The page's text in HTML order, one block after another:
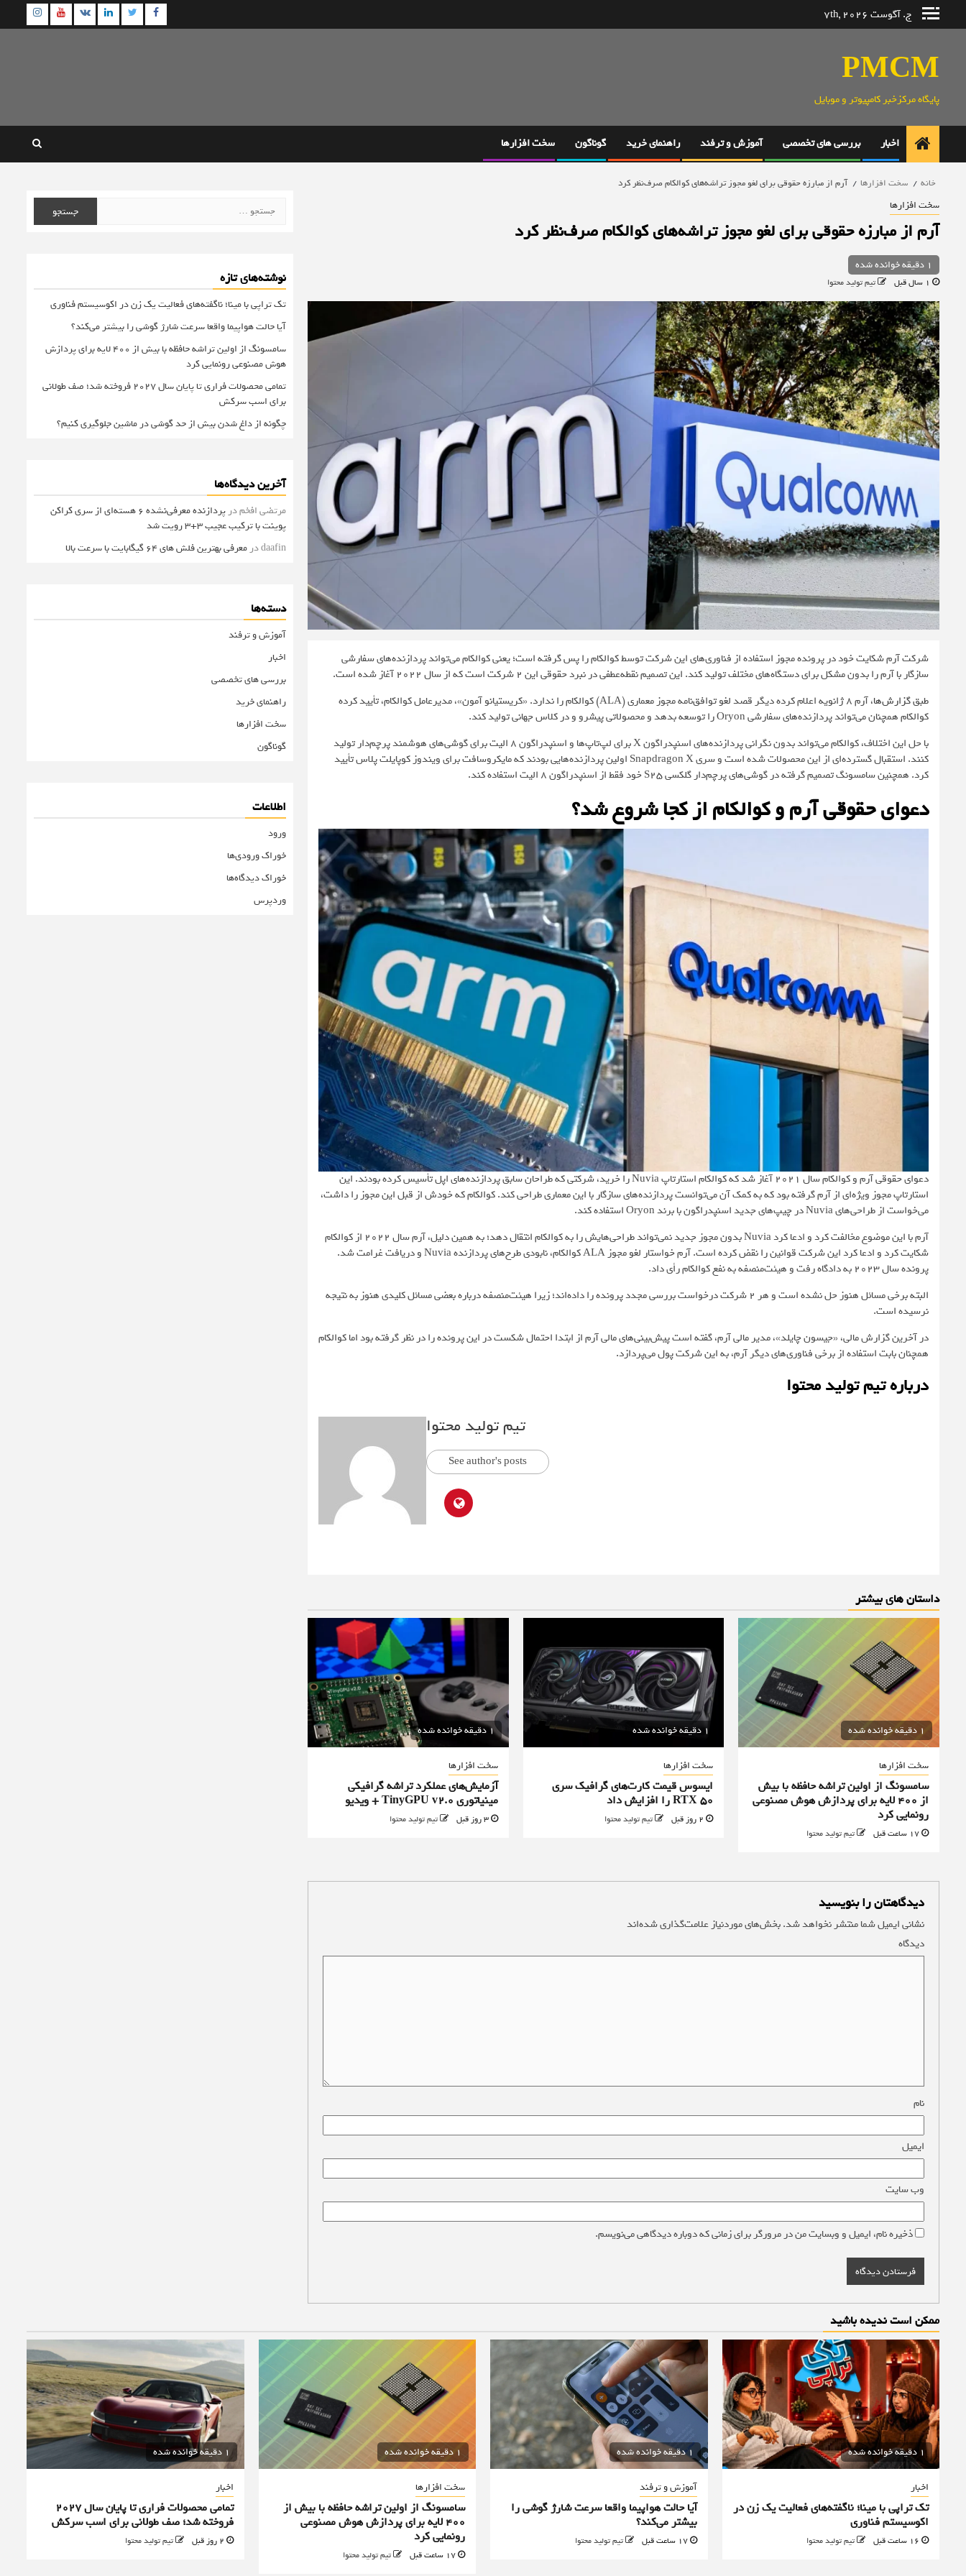
ج. آگوست 7th, 2026 Facebook
Twitter
Linkedin
VK
PMCM
پایگاه مرکزخبر کامپیوتر و موبایل
اخبار بررسی های تخصصی آموزش و ترفند راهنمای خرید گوناگون سخت افزارها
خانه سخت افزارها آرم از مبارزه حقوقی برای لغو مجوز تراشه‌های کوالکام صرف‌نظر کرد
سخت افزارها
آرم از مبارزه حقوقی برای لغو مجوز تراشه‌های کوالکام صرف‌نظر کرد
1 دقیقه خوانده شده
تیم تولید محتوا
شرکت آرم شکایت خود در پرونده مجوز استفاده از فناوری‌های این شرکت توسط کوالکام را پس گرفته است؛ یعنی کوالکام می‌تواند پردازنده‌های سفارشی
سازگار با آرم را بدون مشکل برای دستگاه‌های مختلف تولید کند. این تصمیم نقطه‌عطفی در نبرد حقوقی این 2 شرکت است که از سال 2022 آغاز شده است.
طبقگزارش‌ها
، آرم 8 ژانویه اعلام کرده دیگر قصد لغو توافق‌نامه مجوز معماری (ALA) کوالکام را ندارد. «کریستیانو آمون»، مدیرعامل کوالکام، تأیید کرده
کوالکام همچنان می‌تواند پردازنده‌های سفارشی Oryon را توسعه بدهد و محصولاتی پیشرو و در کلاس جهانی تولید کند.
با حل این اختلاف، کوالکام می‌تواند بدون نگرانی پردازنده‌های اسنپدراگون X برای لپ‌تاپ‌ها و اسنپدراگون 8 الیت برای گوشی‌های هوشمند پرچم‌دار تولید
کنند. استقبال گسترده‌ای از این محصولات شده است و سری Snapdragon X اولین پردازنده‌هایی بودند که مایکروسافت برای ویندوز کوپایلت پلاس تأیید
کرد. همچنین سامسونگ تصمیم گرفته در گوشی‌های پرچم‌دار گلکسی S25 خود فقط از اسنپدراگون 8 الیت استفاده کند.
دعوای حقوقی آرم و کوالکام از کجا شروع شد؟
دعوای حقوقی آرم و کوالکام سال 2021 آغاز شد که کوالکام استارتاپ Nuvia را خرید، شرکتی که طراحان سابق پردازنده‌های اپل تأسیس کرده بودند. این
استارتاپ مجوز ویژه‌ای از آرم گرفته بود که به کمک آن می‌توانست پردازنده‌های سازگار با این معماری طراحی کند. کوالکام که خودش از قبل این مجوز را داشت،
می‌خواست از طراحی‌های Nuvia در چیپ‌های جدید اسنپدراگون با برند Oryon استفاده کند.
آرم با این موضوع مخالفت کرد و ادعا کرد Nuvia بدون مجوز جدید نمی‌تواند طراحی‌هایش را به کوالکام انتقال دهد؛ به همین دلیل، آرم سال 2022 از کوالکام
شکایت کرد و ادعا کرد این شرکت قوانین را نقض کرده است. آرم خواستار لغو مجوز ALA کوالکام، نابودی طرح‌های پردازنده Nuvia و دریافت غرامت شد.
پرونده سال 2023 به دادگاه رفت و هیئت‌منصفه به نفع کوالکام رأی داد.
البته برخی مسائل هنوز حل نشده‌ است و هر 2 شرکت درخواست‌ بررسی مجدد پرونده را داده‌اند؛ زیرا هیئت‌منصفه درباره بعضی مسائل کلیدی هنوز به نتیجه
نرسیده است.
در آخرین گزارش مالی، «جیسون چایلد»، مدیر مالی آرم، گفته است پیش‌بینی‌های مالی آرم از ابتدا احتمال شکست در این پرونده را در نظر گرفته بود اما کوالکام
همچنان بابت استفاده از برخی فناوری‌های دیگر آرم، به این شرکت پول می‌پردازد.
درباره تیم تولید محتوا
تیم تولید محتوا
See author's posts
داستان های بیشتر
1 دقیقه خوانده شده
سخت افزارها
سامسونگ از اولین تراشه حافظه با بیش
از ۴۰۰ لایه برای پردازش هوش مصنوعی
رونمایی کرد
تیم تولید محتوا
1 دقیقه خوانده شده
سخت افزارها
ایسوس قیمت کارت‌های گرافیک سری
RTX 50 را افزایش داد
2 روز قبل تیم تولید محتوا
1 دقیقه خوانده شده
سخت افزارها
آزمایش‌های عملکرد تراشه گرافیکی
مینیاتوری TinyGPU v2.0 + ویدیو
3 روز قبل تیم تولید محتوا
دیدگاهتان را بنویسید
نشانی ایمیل شما منتشر نخواهد شد.بخش‌های موردنیاز علامت‌گذاری شده‌اند
دیدگاه
نام
ایمیل
وب‌ سایت
ذخیره نام، ایمیل و وبسایت من در مرورگر برای زمانی که دوباره دیدگاهی می‌نویسم.
برای:
نوشته‌های تازه
تک تراپی با مینا؛ ناگفته‌های فعالیت یک زن در اکوسیستم فناوری
آیا حالت هواپیما واقعا سرعت شارژ گوشی را بیشتر می‌کند؟
سامسونگ از اولین تراشه حافظه با بیش از ۴۰۰ لایه برای پردازش
هوش مصنوعی رونمایی کرد
تمامی محصولات فراری تا پایان سال ۲۰۲۷ فروخته شد؛ صف طولانی
برای اسب سرکش
چگونه از داغ شدن بیش از حد گوشی در ماشین جلوگیری کنیم؟
آخرین دیدگاه‌ها
مرتضی افخمدر
پردازنده معرفی‌نشده 6 هسته‌ای از سری کراکن
پوینت با ترکیب عجیب 3+3 رویت شد
daafinدر معرفی بهترین فلش های 64 گیگابایت با سرعت بالا
دسته‌ها
آموزش و ترفند
اخبار
بررسی های تخصصی
راهنمای خرید
سخت افزارها
گوناگون
اطلاعات
ورود
خوراک ورودی‌ها
خوراک دیدگاه‌ها
وردپرس
ممکن است ندیده باشید
1 دقیقه خوانده شده
اخبار
تک تراپی با مینا؛ ناگفته‌های فعالیت یک زن در
اکوسیستم فناوری
تیم تولید محتوا
1 دقیقه خوانده شده
آموزش و ترفند
آیا حالت هواپیما واقعا سرعت شارژ گوشی را
بیشتر می‌کند؟
17 ساعت قبل تیم تولید محتوا
1 دقیقه خوانده شده
سخت افزارها
سامسونگ از اولین تراشه حافظه با بیش از
۴۰۰ لایه برای پردازش هوش مصنوعی
رونمایی کرد
تیم تولید محتوا
1 دقیقه خوانده شده
اخبار
تمامی محصولات فراری تا پایان سال ۲۰۲۷
فروخته شد؛ صف طولانی برای اسب سرکش
تیم تولید محتوا